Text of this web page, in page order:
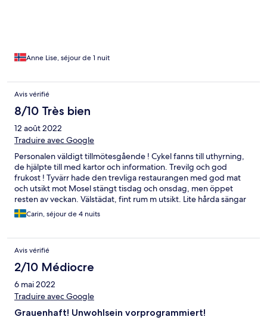
Anne Lise, séjour de 1 nuit
Avis vérifié
8/10 Très bien
12 août 2022
Traduire avec Google
Personalen väldigt tillmötesgående ! Cykel fanns till uthyrning,
de hjälpte till med kartor och information. Trevilg och god
frukost ! Tyvärr hade den trevliga restaurangen med god mat
och utsikt mot Mosel stängt tisdag och onsdag, men öppet
resten av veckan. Välstädat, fint rum m utsikt. Lite hårda sängar
men helt ok. Väg mellan hotell och Mosel som stundtals var
trafikerad…de körde väldigt fort ! 30 min m cykel t Bernkastel
och rekomenderbart !
Carin, séjour de 4 nuits
Avis vérifié
2/10 Médiocre
6 mai 2022
Traduire avec Google
Grauenhaft! Unwohlsein vorprogrammiert!